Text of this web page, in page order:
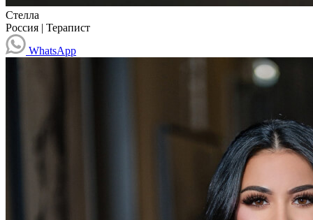
Стелла
Россия | Терапист
WhatsApp